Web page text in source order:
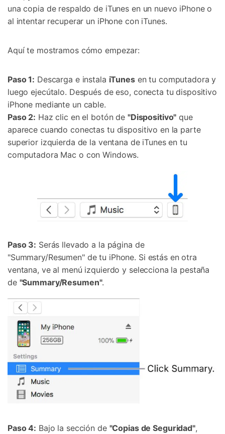
una copia de respaldo de iTunes en un nuevo iPhone o
al intentar recuperar un iPhone con iTunes.
Aquí te mostramos cómo empezar:
Paso 1: Descarga e instala iTunesen tu computadora y
luego ejecútalo. Después de eso, conecta tu dispositivo
iPhone mediante un cable.
Paso 2: Haz clic en el botón de "Dispositivo" que
aparece cuando conectas tu dispositivo en la parte
superior izquierda de la ventana de iTunes en tu
computadora Mac o con Windows.
Paso 3: Serás llevado a la página de
"Summary/Resumen" de tu iPhone. Si estás en otra
ventana, ve al menú izquierdo y selecciona la pestaña
de "Summary/Resumen".
Paso 4: Bajo la sección de "Copias de Seguridad",
+50M usuarios y +17 años de confianza
Desbloquea, repara y protege tu teléfono
Tecnología IA: sin conocimientos técnicos